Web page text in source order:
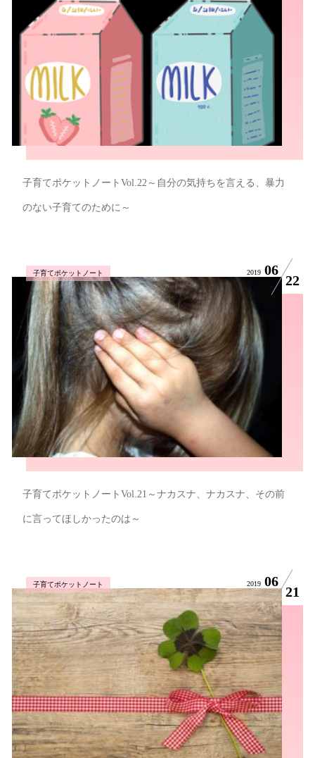
子育てポケットノートVol.22～自分の気持ちを言える、暴力
のない子育てのために～
子育てポケットノート 2019 06
22
子育てポケットノートVol.21～ナカスナ、ナカスナ、その前
に言ってほしかったのは～
子育てポケットノート 2019 06
21